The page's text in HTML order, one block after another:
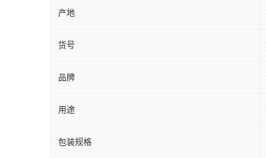
产地
货号
品牌
用途
包装规格